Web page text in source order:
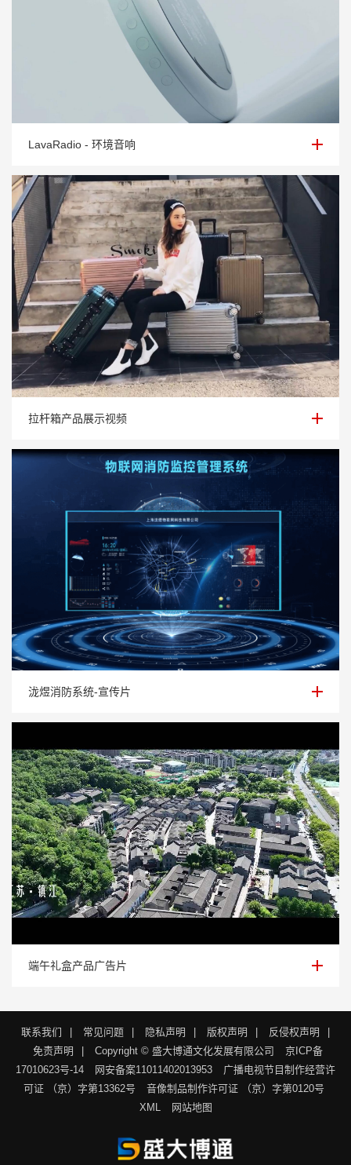
LavaRadio - 环境音响
LavaRadio - 环境音响
拉杆箱产品展示视频
拉杆箱产品展示视频
泷煜消防系统-宣传片
泷煜消防系统-宣传片
端午礼盒产品广告片
端午礼盒产品广告片
联系我们 | 常见问题 | 隐私声明 | 版权声明 | 反侵权声明
|
免责声明
| Copyright © 盛大博通文化发展有限公司
京ICP备
17010623号-14
网安备案11011402013953
广播电视节目制作经营许
可证 （京）字第13362号
音像制品制作许可证 （京）字第0120号
XML
网站地图